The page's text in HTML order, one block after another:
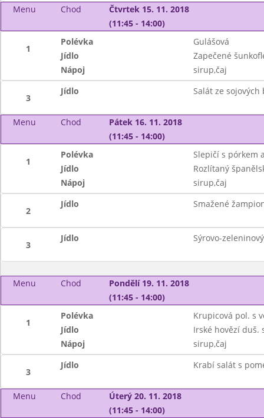
Menu Chod
Čtvrtek 15. 11. 2018
(11:45 - 14:00)
1
Polévka
Gulášová
Jídlo
Zapečené
Nápoj
sirup,čaj
3
Jídlo Salát ze
Menu Chod
Pátek 16. 11. 2018
(11:45 - 14:00)
1
Polévka
Slepičí s pórkem
Jídlo
Rozlítaný
Nápoj
sirup,čaj
2
Jídlo Smažené
3
Jídlo Sýrovo-
Menu Chod
Pondělí 19. 11. 2018
(11:45 - 14:00)
1
Polévka
Krupicová pol. s
Jídlo
Irské hovězí duš.
Nápoj
sirup,čaj
3
Jídlo Krabí salát s
Menu Chod
Úterý 20. 11. 2018
(11:45 - 14:00)